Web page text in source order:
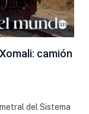
camión
del Sistema